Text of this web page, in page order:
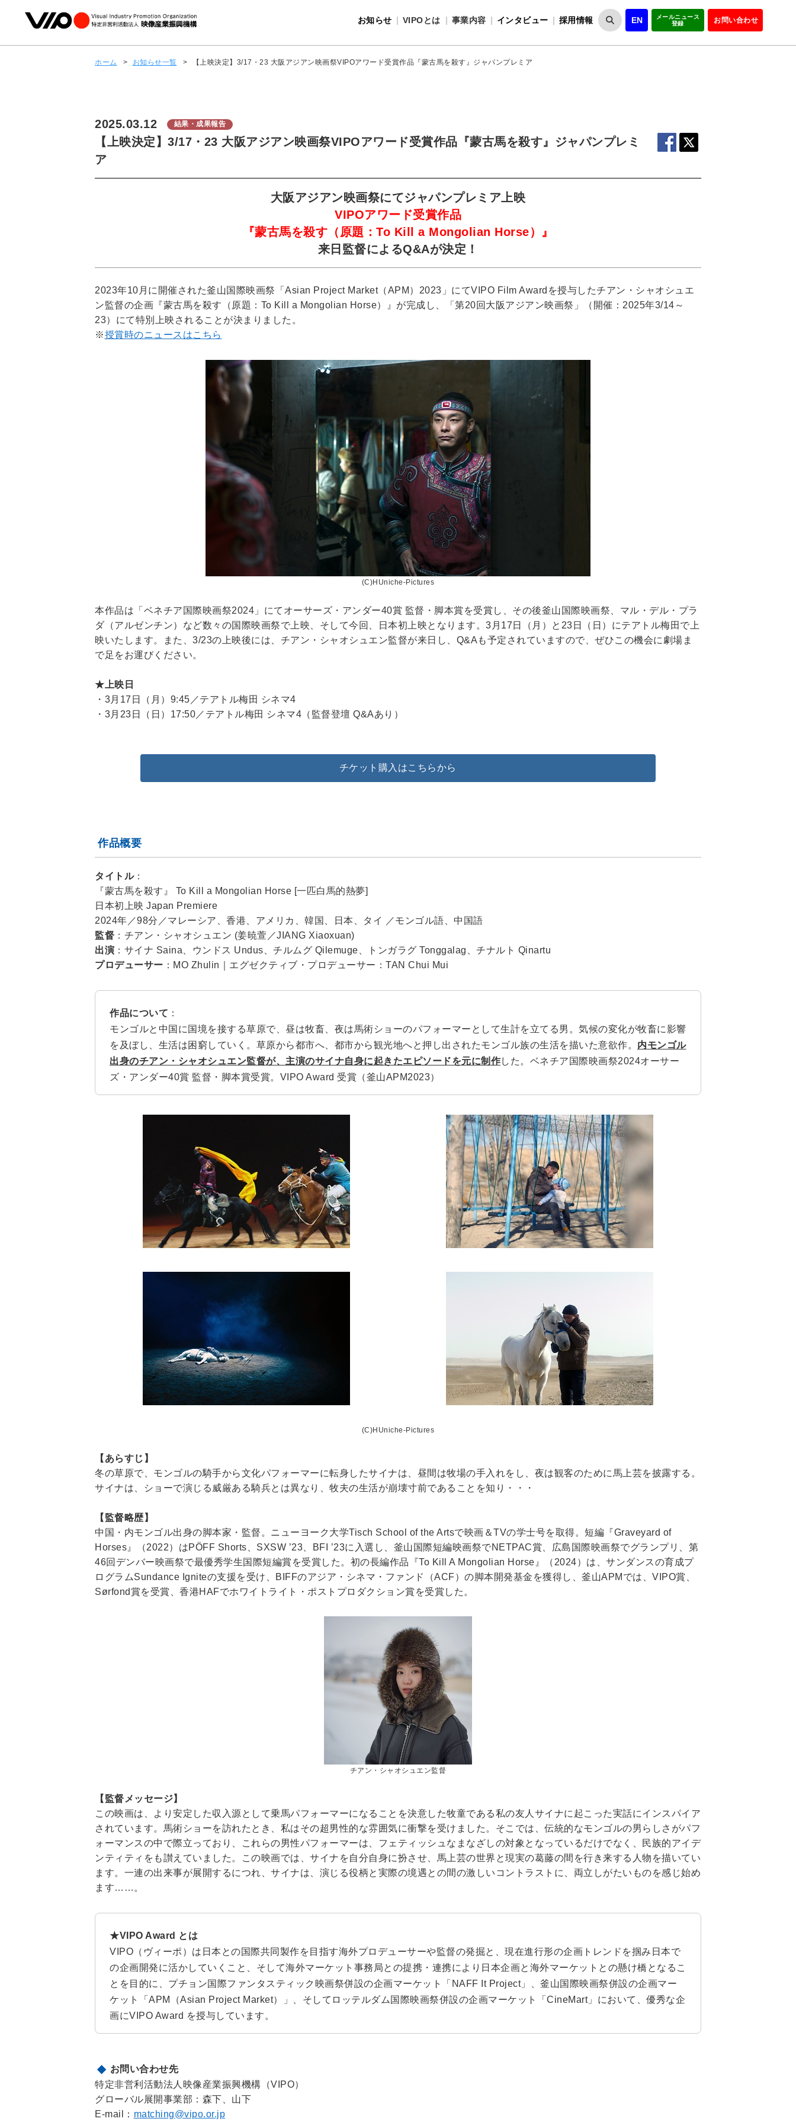
お知らせ VIPOとは
VIPOとは
事業内容
インタビュー 採用情報 EN
メールニュース
登録
お問い合わせ
ホーム > お知らせ一覧 > 【上映決定】3/17・23 大阪アジアン映画祭VIPOアワード受賞作品『蒙古馬を殺す』ジャパンプレミア
2025.03.12 結果・成果報告
【上映決定】3/17・23 大阪アジアン映画祭VIPOアワード受賞作品『蒙古馬を殺す』ジャパンプレミ
ア
大阪アジアン映画祭にてジャパンプレミア上映
VIPOアワード受賞作品
『蒙古馬を殺す（原題：To Kill a Mongolian Horse）』
来日監督によるQ&Aが決定！
2023年10月に開催された釜山国際映画祭「Asian Project Market（APM）2023」にてVIPO Film Awardを授与したチアン・シャオシュエ
ン監督の企画『蒙古馬を殺す（原題：To Kill a Mongolian Horse）』が完成し、「第20回大阪アジアン映画祭」（開催：2025年3/14～
23）にて特別上映されることが決まりました。
※授賞時のニュースはこちら
(C)HUniche-Pictures
本作品は「ベネチア国際映画祭2024」にてオーサーズ・アンダー40賞 監督・脚本賞を受賞し、その後釜山国際映画祭、マル・デル・プラ
ダ（アルゼンチン）など数々の国際映画祭で上映、そして今回、日本初上映となります。3月17日（月）と23日（日）にテアトル梅田で上
映いたします。また、3/23の上映後には、チアン・シャオシュエン監督が来日し、Q&Aも予定されていますので、ぜひこの機会に劇場ま
で足をお運びください。
★上映日
・3月17日（月）9:45／テアトル梅田 シネマ4
・3月23日（日）17:50／テアトル梅田 シネマ4（監督登壇 Q&Aあり）
チケット購入はこちらから
作品概要
タイトル：
『蒙古馬を殺す』 To Kill a Mongolian Horse [一匹白馬的熱夢]
日本初上映 Japan Premiere
2024年／98分／マレーシア、香港、アメリカ、韓国、日本、タイ ／モンゴル語、中国語
監督 ：チアン・シャオシュエン (姜暁萱／JIANG Xiaoxuan)
出演 ：サイナ Saina、ウンドス Undus、チルムグ Qilemuge、トンガラグ Tonggalag、チナルト Qinartu
プロデューサー ：MO Zhulin｜エグゼクティブ・プロデューサー：TAN Chui Mui
作品について ：
モンゴルと中国に国境を接する草原で、昼は牧畜、夜は馬術ショーのパフォーマーとして生計を立てる男。気候の変化が牧畜に影響
を及ぼし、生活は困窮していく。草原から都市へ、都市から観光地へと押し出されたモンゴル族の生活を描いた意欲作。 内モンゴル
出身のチアン・シャオシュエン監督が、主演のサイナ自身に起きたエピソードを元に制作した。ベネチア国際映画祭2024オーサー
ズ・アンダー40賞 監督・脚本賞受賞。VIPO Award 受賞（釜山APM2023）
(C)HUniche-Pictures
【あらすじ】
冬の草原で、モンゴルの騎手から文化パフォーマーに転身したサイナは、昼間は牧場の手入れをし、夜は観客のために馬上芸を披露する。
サイナは、ショーで演じる威厳ある騎兵とは異なり、牧夫の生活が崩壊寸前であることを知り・・・
【監督略歴】
中国・内モンゴル出身の脚本家・監督。ニューヨーク大学Tisch School of the Artsで映画＆TVの学士号を取得。短編『Graveyard of
Horses』（2022）はPÖFF Shorts、SXSW ’23、BFI ’23に入選し、釜山国際短編映画祭でNETPAC賞、広島国際映画祭でグランプリ、第
46回デンバー映画祭で最優秀学生国際短編賞を受賞した。初の長編作品『To Kill A Mongolian Horse』（2024）は、サンダンスの育成プ
ログラムSundance Igniteの支援を受け、BIFFのアジア・シネマ・ファンド（ACF）の脚本開発基金を獲得し、釜山APMでは、VIPO賞、
Sørfond賞を受賞、香港HAFでホワイトライト・ポストプロダクション賞を受賞した。
チアン・シャオシュエン監督
【監督メッセージ】
この映画は、より安定した収入源として乗馬パフォーマーになることを決意した牧童である私の友人サイナに起こった実話にインスパイア
されています。馬術ショーを訪れたとき、私はその超男性的な雰囲気に衝撃を受けました。そこでは、伝統的なモンゴルの男らしさがパフ
ォーマンスの中で際立っており、これらの男性パフォーマーは、フェティッシュなまなざしの対象となっているだけでなく、民族的アイデ
ンティティをも讃えていました。この映画では、サイナを自分自身に扮させ、馬上芸の世界と現実の葛藤の間を行き来する人物を描いてい
ます。一連の出来事が展開するにつれ、サイナは、演じる役柄と実際の境遇との間の激しいコントラストに、両立しがたいものを感じ始め
ます……。
★VIPO Award とは
VIPO（ヴィーポ）は日本との国際共同製作を目指す海外プロデューサーや監督の発掘と、現在進行形の企画トレンドを掴み日本で
の企画開発に活かしていくこと、そして海外マーケット事務局との提携・連携により日本企画と海外マーケットとの懸け橋となるこ
とを目的に、プチョン国際ファンタスティック映画祭併設の企画マーケット「NAFF It Project」、釜山国際映画祭併設の企画マー
ケット「APM（Asian Project Market）」、そしてロッテルダム国際映画祭併設の企画マーケット「CineMart」において、優秀な企
画にVIPO Award を授与しています。
お問い合わせ先
特定非営利活動法人映像産業振興機構（VIPO）
グローバル展開事業部：森下、山下
E-mail： matching@vipo.or.jp